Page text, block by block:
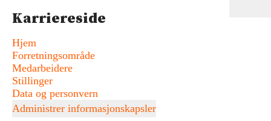
Karriereside
Hjem
Forretningsområde
Medarbeidere
Stillinger
Data og personvern
Administrer informasjonskapsler